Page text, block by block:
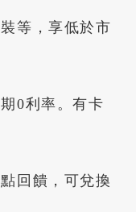
等，享低於市
0利率。有卡
回饋，可兌換